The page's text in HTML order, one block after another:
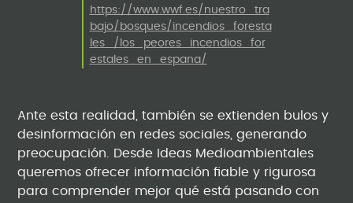
https://www.wwf.es/nuestro_tra
bajo/bosques/incendios_foresta
les_/los_peores_incendios_for
estales_en_espana/
Ante esta realidad, también se extienden bulos y
desinformación en redes sociales, generando
preocupación. Desde Ideas Medioambientales
queremos ofrecer información fiable y rigurosa
para comprender mejor qué está pasando con